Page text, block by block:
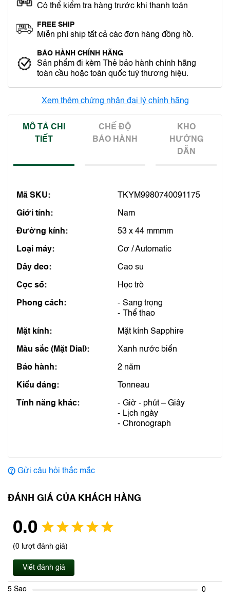
Có thể kiểm tra hàng trước khi thanh toán
FREE SHIP
Miễn phí ship tất cả các đơn hàng đồng hồ.
BẢO HÀNH CHÍNH HÃNG
Sản phẩm đi kèm Thẻ bảo hành chính hãng
toàn cầu hoặc toàn quốc tuỳ thương hiệu.
Xem thêm chứng nhận đại lý chính hãng
MÔ TẢ CHI
TIẾT
CHẾ ĐỘ
BẢO HÀNH
KHO
HƯỚNG
DẪN
Mã SKU: TKYM9980740091175
Giới tính: Nam
Đường kính: 53 x 44 mmmm
Loại máy: Cơ / Automatic
Dây đeo: Cao su
Cọc số: Học trò
Phong cách:
Sang trọng
Thể thao
Mặt kính: Mặt kính Sapphire
Màu sắc (Mặt Dial): Xanh nước biển
Bảo hành: 2 năm
Kiểu dáng: Tonneau
Tính năng khác:
Giờ - phút – Giây
Lịch ngày
Chronograph
Gửi câu hỏi thắc mắc
ĐÁNH GIÁ CỦA KHÁCH HÀNG
0.0
(0 lượt đánh giá)
Viết đánh giá
5 Sao 0